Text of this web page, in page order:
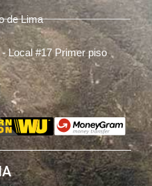
de Lima
Local #17 Primer piso